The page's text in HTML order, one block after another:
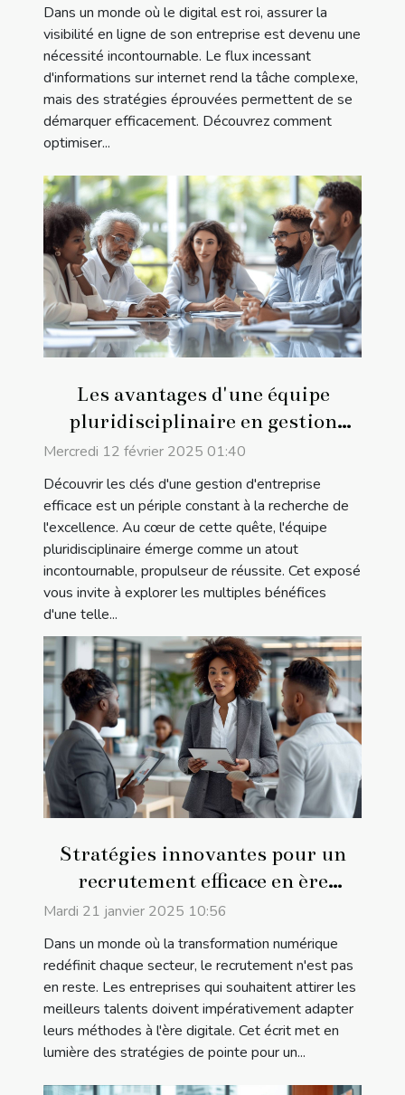
Dans un monde où le digital est roi, assurer la
visibilité en ligne de son entreprise est devenu une
nécessité incontournable. Le flux incessant
d'informations sur internet rend la tâche complexe,
mais des stratégies éprouvées permettent de se
démarquer efficacement. Découvrez comment
optimiser...
Les avantages d'une équipe
pluridisciplinaire en gestion
d'entreprise
Mercredi 12 février 2025 01:40
Découvrir les clés d'une gestion d'entreprise
efficace est un périple constant à la recherche de
l'excellence. Au cœur de cette quête, l'équipe
pluridisciplinaire émerge comme un atout
incontournable, propulseur de réussite. Cet exposé
vous invite à explorer les multiples bénéfices
d'une telle...
Stratégies innovantes pour un
recrutement efficace en ère
digitale
Mardi 21 janvier 2025 10:56
Dans un monde où la transformation numérique
redéfinit chaque secteur, le recrutement n'est pas
en reste. Les entreprises qui souhaitent attirer les
meilleurs talents doivent impérativement adapter
leurs méthodes à l'ère digitale. Cet écrit met en
lumière des stratégies de pointe pour un...